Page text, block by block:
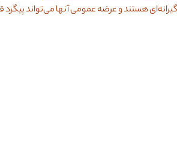
هستند و عرضه عمومی آنها می‌تواند پیگرد